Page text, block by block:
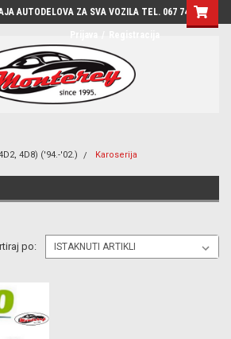
AUTODELOVA ZA SVA VOZILA TEL. 067 7444-780
4D8) ('94.-'02.) Karoserija
po: